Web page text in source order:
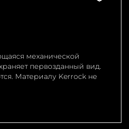
механической
первозданный вид.
Материалу Kerrock не